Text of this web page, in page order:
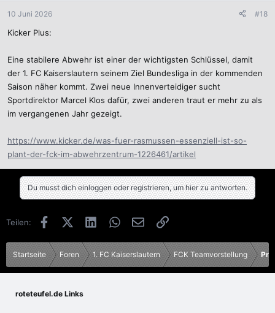
10 Juni 2026 #18
Kicker Plus:
Eine stabilere Abwehr ist einer der wichtigsten Schlüssel, damit
der 1. FC Kaiserslautern seinem Ziel Bundesliga in der kommenden
Saison näher kommt. Zwei neue Innenverteidiger sucht
Sportdirektor Marcel Klos dafür, zwei anderen traut er mehr zu als
im vergangenen Jahr gezeigt.
https://www.kicker.de/was-fuer-rasmussen-essenziell-ist-so-
plant-der-fck-im-abwehrzentrum-1226461/artikel
Du musst dich einloggen oder registrieren, um hier zu antworten.
Teilen: FacebookX (Twitter)LinkedInWhatsApp
E-MailLink
Startseite Foren 1. FC Kaiserslautern FCK Teamvorstellung
roteteufel.de Links